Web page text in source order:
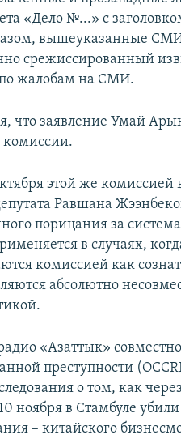
«Дело №...» с
вышеуказанные
срежиссированный
жалобам на СМИ.
что заявление Умай
комиссии.
этой же
Равшана
порицания за
в случаях,
комиссией как
абсолютно
«Азаттык»
преступности
о том, как
ноября в Стамбуле
– китайского